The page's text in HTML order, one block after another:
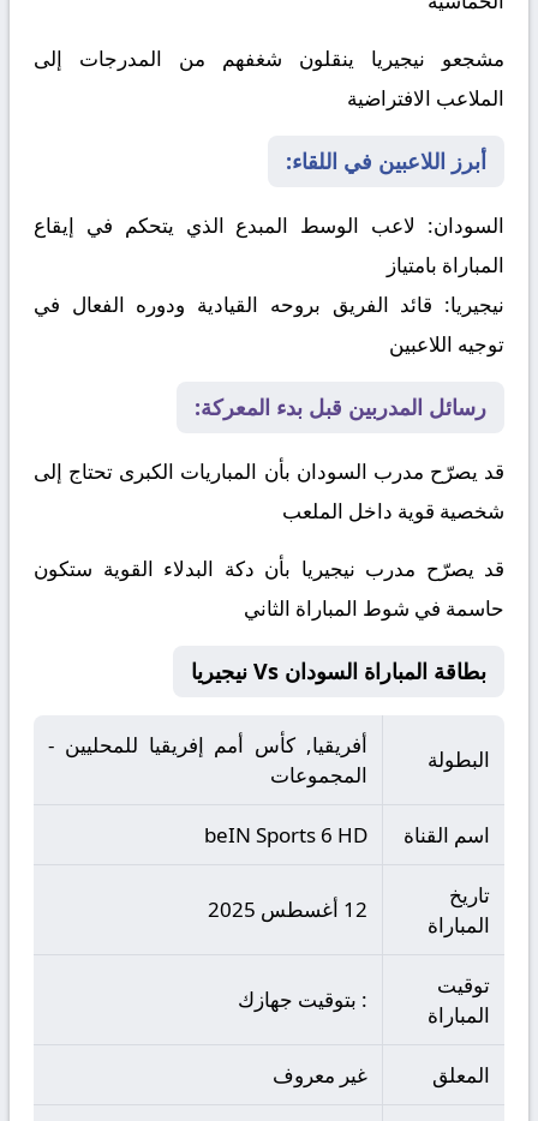
مشجعو نيجيريا ينقلون شغفهم من المدرجات إلى
الملاعب الافتراضية
أبرز اللاعبين في اللقاء:
السودان: لاعب الوسط المبدع الذي يتحكم في إيقاع
المباراة بامتياز
نيجيريا: قائد الفريق بروحه القيادية ودوره الفعال في
توجيه اللاعبين
رسائل المدربين قبل بدء المعركة:
قد يصرّح مدرب السودان بأن المباريات الكبرى تحتاج إلى
شخصية قوية داخل الملعب
قد يصرّح مدرب نيجيريا بأن دكة البدلاء القوية ستكون
حاسمة في شوط المباراة الثاني
بطاقة المباراة السودان Vs نيجيريا
البطولة
أفريقيا, كأس أمم إفريقيا للمحليين -
المجموعات
اسم القناة beIN Sports 6 HD
تاريخ
المباراة
12 أغسطس 2025
توقيت
المباراة
: بتوقيت جهازك
المعلق غير معروف